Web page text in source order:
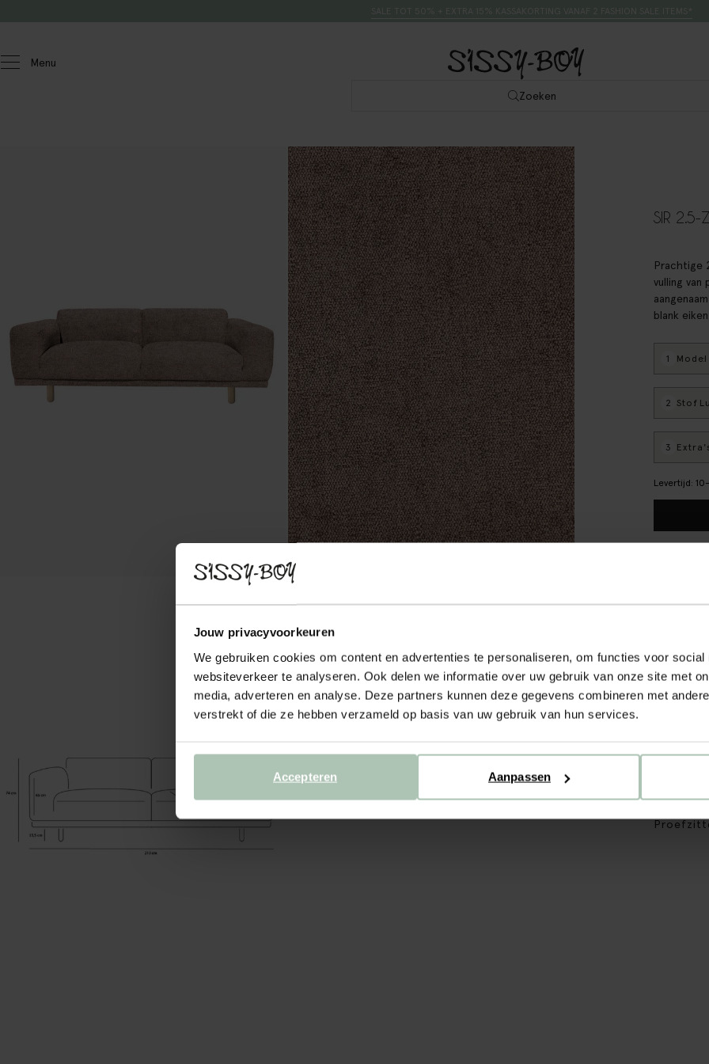
Jouw privacyvoorkeuren
We gebruiken cookies om content en advertenties te personaliseren, om functies voor social
websiteverkeer te analyseren. Ook delen we informatie over uw gebruik van onze site met
media, adverteren en analyse. Deze partners kunnen deze gegevens combineren met
verstrekt of die ze hebben verzameld op basis van uw gebruik van hun services.
Aanpassen
Accepteren
Menu
Zoeken
SIR 2.5-
Prachtige
vulling van
blank
1 Model
:
2 Stof
:
3
Levertijd:
We
Alles
Reviews
Stofstaal